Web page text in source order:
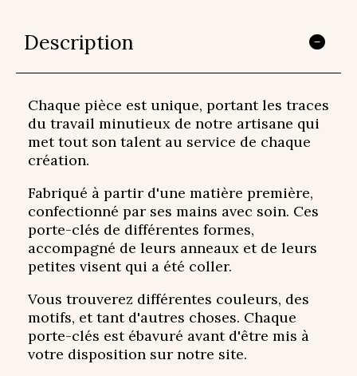
Description
Chaque pièce est unique, portant les traces
du travail minutieux de notre artisane qui
met tout son talent au service de chaque
création.
Fabriqué à partir d'une matière première,
confectionné par ses mains avec soin. Ces
porte-clés de différentes formes,
accompagné de leurs anneaux et de leurs
petites visent qui a été coller.
Vous trouverez différentes couleurs, des
motifs, et tant d'autres choses. Chaque
porte-clés est ébavuré avant d'être mis à
votre disposition sur notre site.